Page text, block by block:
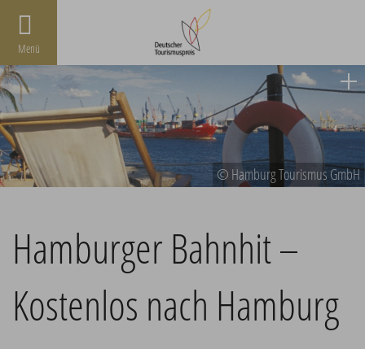
Menü
© Hamburg Tourismus GmbH
Hamburger Bahnhit –
Kostenlos nach Hamburg